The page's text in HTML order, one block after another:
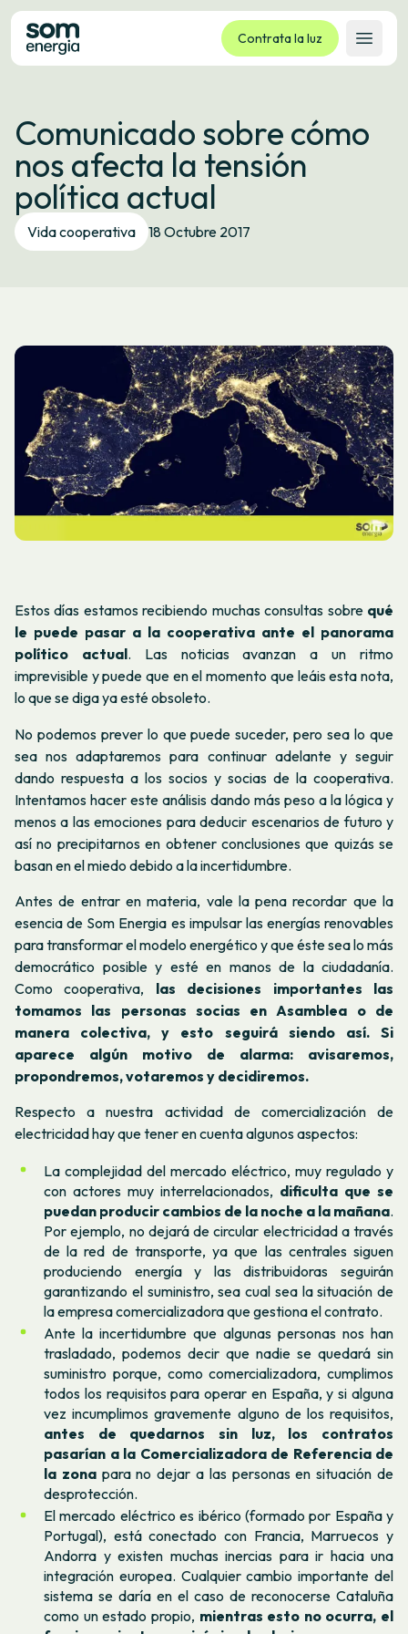
Contrata la luz
Abrir
Tarifas
Servicios
Empresas
La cooperativa
Contacto
Comunicado sobre cómo
nos afecta la tensión
política actual
Vida cooperativa 18 Octubre 2017
Estos días estamos recibiendo muchas consultas sobre qué
le puede pasar a la cooperativa ante el panorama
político actual. Las noticias avanzan a un ritmo
imprevisible y puede que en el momento que leáis esta nota,
lo que se diga ya esté obsoleto.
No podemos prever lo que puede suceder, pero sea lo que
sea nos adaptaremos para continuar adelante y seguir
dando respuesta a los socios y socias de la cooperativa.
Intentamos hacer este análisis dando más peso a la lógica y
menos a las emociones para deducir escenarios de futuro y
así no precipitarnos en obtener conclusiones que quizás se
basan en el miedo debido a la incertidumbre.
Antes de entrar en materia, vale la pena recordar que la
esencia de Som Energia es impulsar las energías renovables
para transformar el modelo energético y que éste sea lo más
democrático posible y esté en manos de la ciudadanía.
Como cooperativa, las decisiones importantes las
tomamos las personas socias en Asamblea o de
manera colectiva, y esto seguirá siendo así. Si
aparece algún motivo de alarma: avisaremos,
propondremos, votaremos y decidiremos.
Respecto a nuestra actividad de comercialización de
electricidad hay que tener en cuenta algunos aspectos:
La complejidad del mercado eléctrico, muy regulado y
con actores muy interrelacionados, dificulta que se
puedan producir cambios de la noche a la mañana.
Por ejemplo, no dejará de circular electricidad a través
de la red de transporte, ya que las centrales siguen
produciendo energía y las distribuidoras seguirán
garantizando el suministro, sea cual sea la situación de
la empresa comercializadora que gestiona el contrato.
Ante la incertidumbre que algunas personas nos han
trasladado, podemos decir que nadie se quedará sin
suministro porque, como comercializadora, cumplimos
todos los requisitos para operar en España, y si alguna
vez incumplimos gravemente alguno de los requisitos,
antes de quedarnos sin luz, los contratos
pasarían a la Comercializadora de Referencia de
la zonapara no dejar a las personas en situación de
desprotección.
El mercado eléctrico es ibérico (formado por España y
Portugal), está conectado con Francia, Marruecos y
Andorra y existen muchas inercias para ir hacia una
integración europea. Cualquier cambio importante del
sistema se daría en el caso de reconocerse Cataluña
como un estado propio, mientras esto no ocurra, el